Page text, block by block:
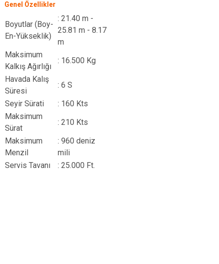
Genel Özellikler
Boyutlar (Boy-
En-Yükseklik)
: 21.40 m -
25.81 m - 8.17
m
Maksimum
Kalkış Ağırlığı
: 16.500 Kg
Havada Kalış
Süresi
: 6 S
Seyir Sürati
: 160 Kts
Maksimum
Sürat
: 210 Kts
Maksimum
Menzil
: 960 deniz
mili
Servis Tavanı
: 25.000 Ft.